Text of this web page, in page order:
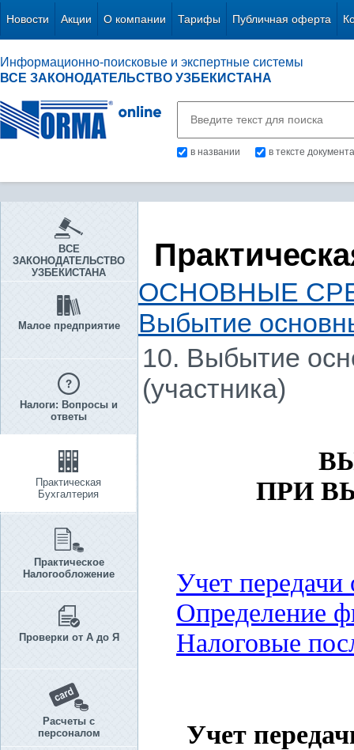
Новости Акции О компании Тарифы Публичная оферта
Информационно-поисковые и экспертные системы
ВСЕ ЗАКОНОДАТЕЛЬСТВО УЗБЕКИСТАНА
в названии в тексте документа
ВСЕ
ЗАКОНОДАТЕЛЬСТВО
УЗБЕКИСТАНА
Малое предприятие
Налоги: Вопросы и
ответы
Практическая
Бухгалтерия
Практическое
Налогообложение
Проверки от А до Я
Расчеты с
персоналом
ОСНОВНЫЕ
Выбытие
10. Выбытие
(участника)
ПРИ
Учет
Определение
Налоговые
Учет